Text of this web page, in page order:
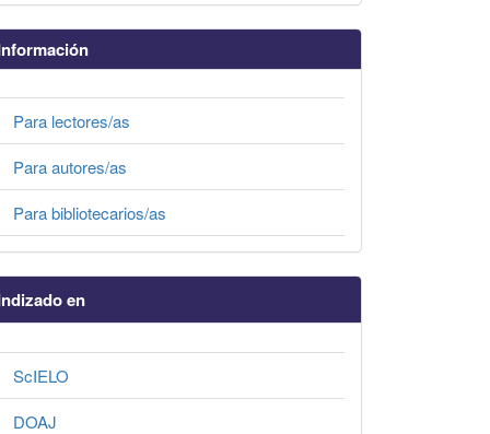
Para lectores/as
Para autores/as
Para bibliotecarios/as
en
ScIELO
DOAJ